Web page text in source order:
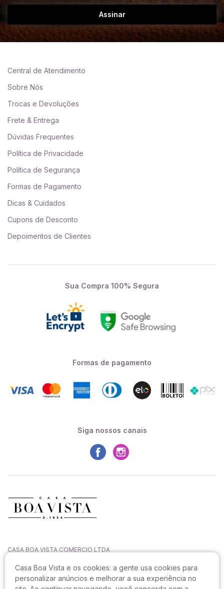
Casa Boa Vista e os cookies: a gente usa cookies para
personalizar anúncios e melhorar a sua experiência no
Assinar
CASA BOA VISTA COMERCIO LTDA
Rua João Sampaio da Silva, 144, Capoeiras
CEP: 88090-820, Florianópolis - SC
Central de Atendimento
Sobre Nós
Trocas e Devoluções
Frete & Entrega
Dúvidas Frequentes
Política de Privacidade
Política de Segurança
Formas de Pagamento
Dicas & Cuidados
Cupons de Desconto
Depoimentos de Clientes
Sua Compra 100% Segura
Formas de pagamento
Siga nossos canais